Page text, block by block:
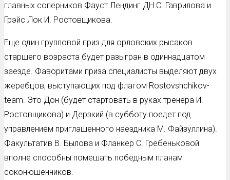
главных соперников Фауст Лендинг ДН С. Гаврилова и
Грэйс Лок И. Ростовщикова.
Еще один групповой приз для орловских рысаков
старшего возраста будет разыгран в одиннадцатом
заезде. Фаворитами приза специалисты выделяют двух
жеребцов, выступающих под флагом Rostovshchikov-
team. Это Дон (будет стартовать в руках тренера И.
Ростовщикова) и Дерзкий (в субботу поедет под
управлением приглашенного наездника М. Файзуллина).
Факультатив В. Былова и Фланкер С. Гребеньковой
вполне способны помешать победным планам
соконюшенников.